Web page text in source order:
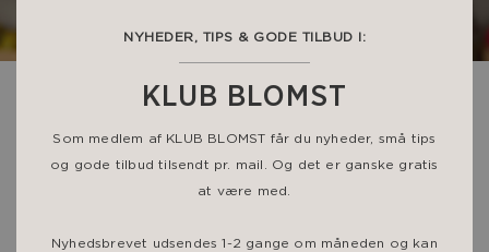
NYHEDER, TIPS & GODE TILBUD I:
KLUB BLOMST
Som medlem af KLUB BLOMST får du nyheder, små tips
og gode tilbud tilsendt pr. mail. Og det er ganske gratis
at være med.
Nyhedsbrevet udsendes 1-2 gange om måneden og kan